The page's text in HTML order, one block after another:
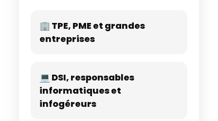
🏢 TPE, PME et grandes
entreprises
💻 DSI, responsables
informatiques et
infogéreurs